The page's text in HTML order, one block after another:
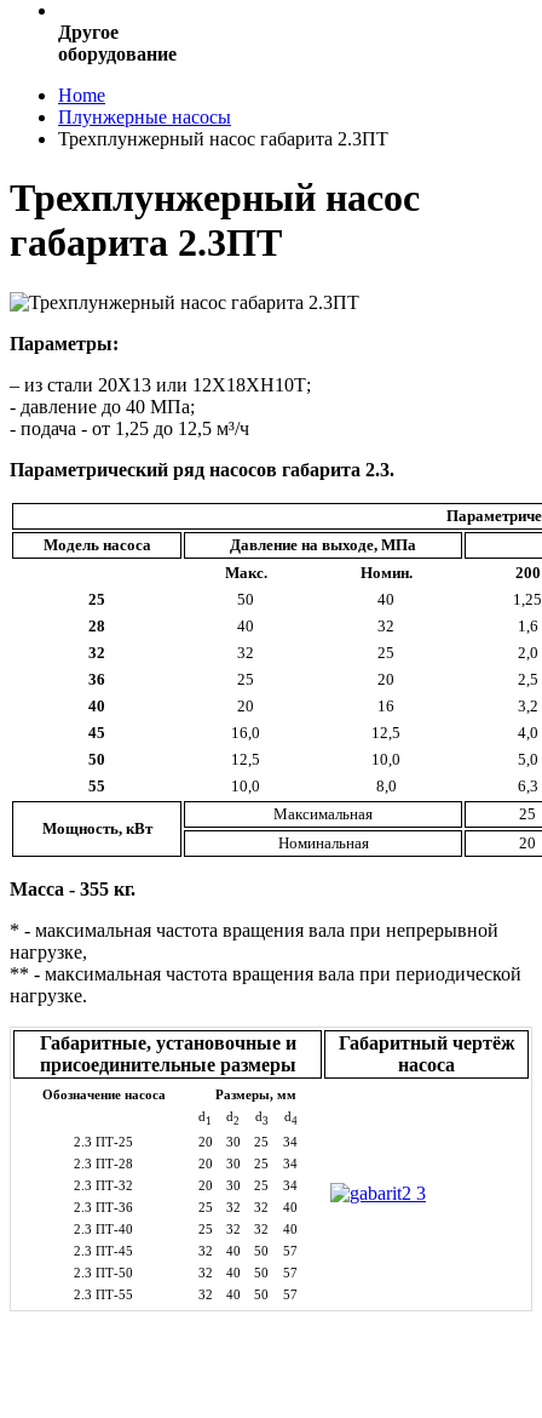
Другое
оборудование
Home
Плунжерные насосы
Трехплунжерный насос габарита 2.3ПТ
Трехплунжерный насос
габарита 2.3ПТ
Параметры:
– из стали 20X13 или 12X18XН10Т;
- давление до 40 МПа;
- подача - от 1,25 до 12,5 м³/ч
Параметрический ряд насосов габарита 2.3.
Модель насоса
Давление на выходе, МПа
Макс.
Номин.
200
25
50 40
1,25
28
40 32
1,6
32
32 25
2,0
36
25 20
2,5
40
20 16
3,2
45
16,0 12,5
4,0
50
12,5 10,0
5,0
55
10,0 8,0 6,3
Мощность, кВт
Максимальная
25
Номинальная
20
Масса - 355 кг.
* - максимальная частота вращения вала при непрерывной
нагрузке,
** - максимальная частота вращения вала при периодической
нагрузке.
Габаритные, установочные и
присоединительные размеры
Габаритный чертёж
насоса
Обозначение насоса
Размеры, мм
d 1 d2 d3 d4
2.3 ПТ-25 20 30 25
34
2.3 ПТ-28
20 30 25
34
2.3 ПТ-32
20 30 25
34
2.3 ПТ-36
25 32 32
40
2.3 ПТ-40
25 32 32
40
2.3 ПТ-45
32 40 50
57
2.3 ПТ-50
32 40 50
57
2.3 ПТ-55
32 40 50 57